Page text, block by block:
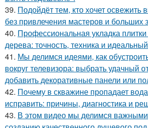
39. Подойдёт тем, кто хочет освежить
без привлечения мастеров и больших
40. Профессиональная укладка
дерева: точность, техника и
41. Мы делимся идеями, как
вокруг телевизора: выбрать удачный
добавить декоративные панели или
42. Почему в скважине пропадает вода
исправить: причины, диагностика и
43. В этом видео мы делимся